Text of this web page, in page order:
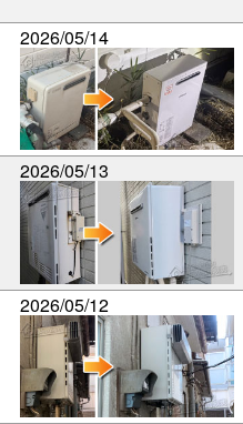
2026/05/14
2026/05/13
2026/05/12